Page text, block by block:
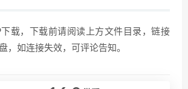
载，下载前请阅读上方文件目录，链接
，如连接失效，可评论告知。